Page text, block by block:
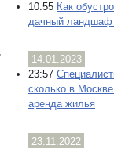
10:55 Как
дачный
14.01.2023
23:57
сколько в
аренда жилья
23.11.2022